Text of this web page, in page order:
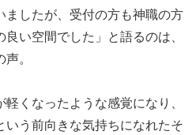
ましたが、受付の方も神職の方
い空間でした」と語るのは、
。
くなったような感覚になり、
いう前向きな気持ちになれたそ